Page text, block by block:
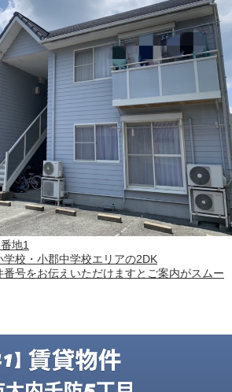
地1
学校・小郡中学校エリアの2DK
号をお伝えいただけますとご案内がスムー